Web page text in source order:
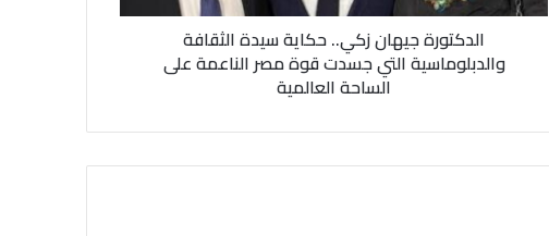
جسدت
الدكتورة جيهان زكي.. حكاية سيدة الثقافة
والدبلوماسية التي جسدت قوة مصر الناعمة على
الساحة العالمية